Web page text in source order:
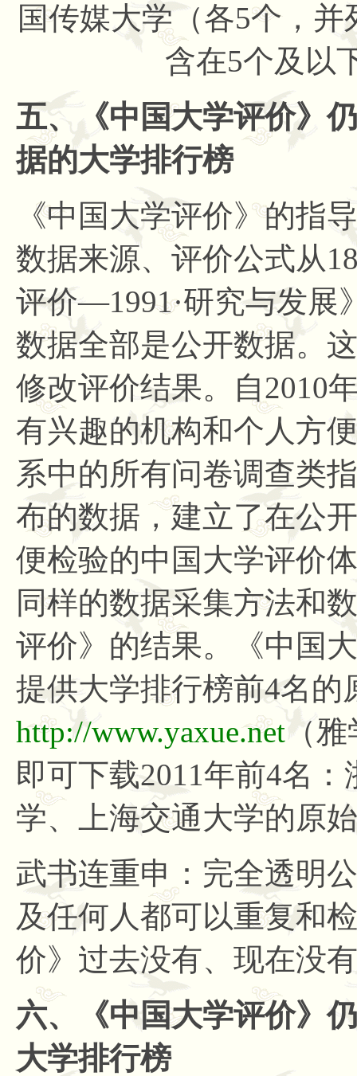
国传媒大学（各5个，
含在5个及以
五、《中国大学评价》
据的大学排行榜
《中国大学评价》的指
数据来源、评价公式从
评价—1991·研究与发展
数据全部是公开数据。
修改评价结果。自2010
有兴趣的机构和个人方
系中的所有问卷调查类
布的数据，建立了在公
便检验的中国大学评价
同样的数据采集方法和
评价》的结果。《中国
提供大学排行榜前4名的
http://www.yaxue.net（
即可下载2011年前4名
学、上海交通大学的原
武书连重申：完全透明
及任何人都可以重复和
价》过去没有、现在没
六、《中国大学评价》
大学排行榜